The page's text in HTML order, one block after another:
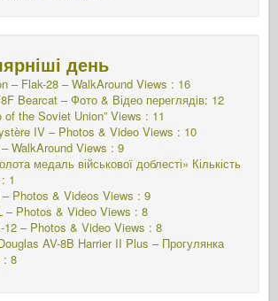
день
– Flak-28 – WalkAround Views : 16
Bearcat – Фото & Відео переглядів: 12
of the Soviet Union” Views : 11
IV – Photos & Video Views : 10
WalkAround Views : 9
медаль військової доблесті» Кількість
1
Photos & Videos Views : 9
– Photos & Video Views : 8
12 – Photos & Video Views : 8
AV-8B Harrier II Plus – Прогулянка
: 8